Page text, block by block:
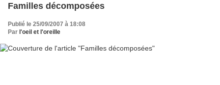
Familles décomposées
Publié le 25/09/2007 à 18:08
Par l'oeil et l'oreille